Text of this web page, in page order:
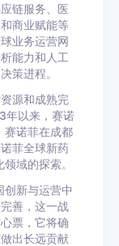
链服务、医
商业赋能等
业务运营网
能力和人工
策进程。
源和成熟完
年以来，赛诺
赛诺菲在成都
菲全球新药
域的探索。
新与运营中
善，这一战
票，它将确
出长远贡献